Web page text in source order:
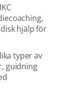
hjälp för
typer av
guidning